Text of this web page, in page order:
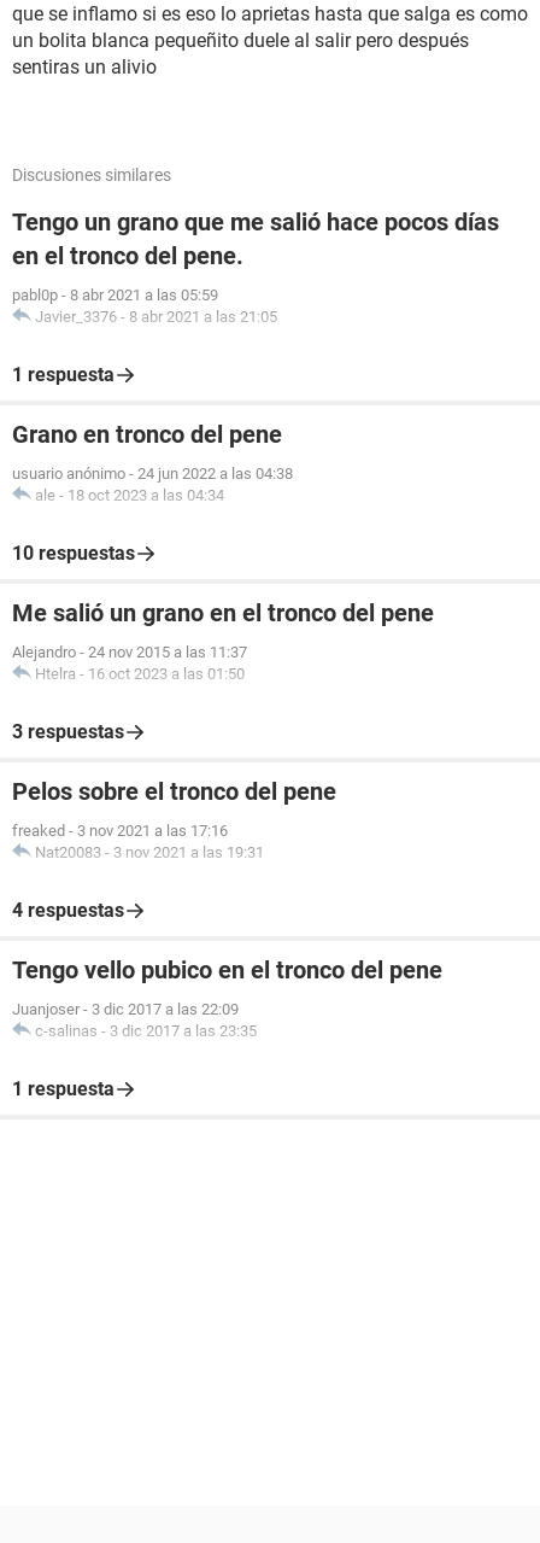
que se inflamo si es eso lo aprietas hasta que salga es como
un bolita blanca pequeñito duele al salir pero después
sentiras un alivio
Discusiones similares
Tengo un grano que me salió hace pocos días
en el tronco del pene.
pabl0p - 8 abr 2021 a las 05:59
Javier_3376 - 8 abr 2021 a las 21:05
1 respuesta
Grano en tronco del pene
usuario anónimo - 24 jun 2022 a las 04:38
ale - 18 oct 2023 a las 04:34
10 respuestas
Me salió un grano en el tronco del pene
Alejandro - 24 nov 2015 a las 11:37
Htelra - 16 oct 2023 a las 01:50
3 respuestas
Pelos sobre el tronco del pene
freaked - 3 nov 2021 a las 17:16
Nat20083 - 3 nov 2021 a las 19:31
4 respuestas
Tengo vello pubico en el tronco del pene
Juanjoser - 3 dic 2017 a las 22:09
c-salinas - 3 dic 2017 a las 23:35
1 respuesta